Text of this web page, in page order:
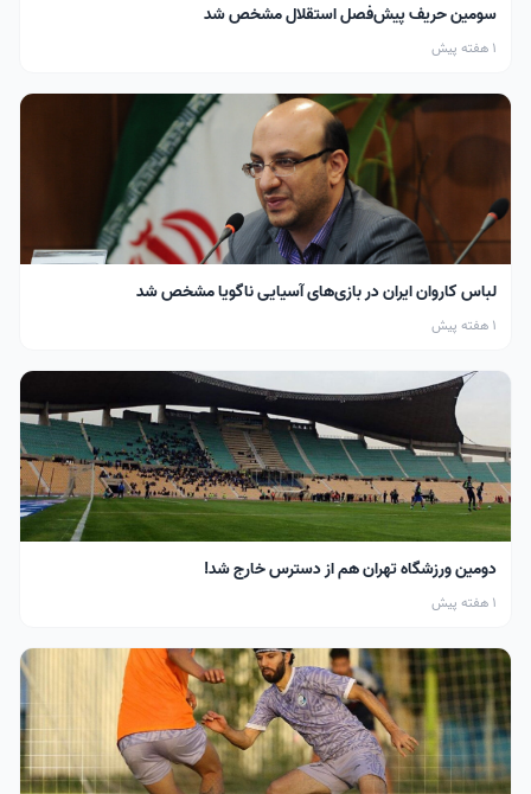
سومین حریف پیش‌فصل استقلال مشخص شد
1 هفته پیش
لباس کاروان ایران در بازی‌های آسیایی ناگویا مشخص شد
1 هفته پیش
دومین ورزشگاه تهران هم از دسترس خارج شد!
1 هفته پیش